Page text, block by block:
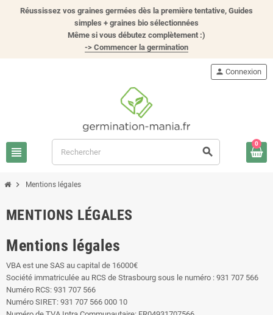
Réussissez vos graines germées dès la première tentative, Guides
simples + graines bio sélectionnées
Même si vous débutez complètement :)
-> Commencer la germination
view_headline search
person Connexion
0
chevron_right Mentions légales
MENTIONS LÉGALES
Mentions légales
VBA est une SAS au capital de 16000€
Société immatriculée au RCS de Strasbourg sous le numéro : 931 707 566
Numéro RCS: 931 707 566
Numéro SIRET: 931 707 566 000 10